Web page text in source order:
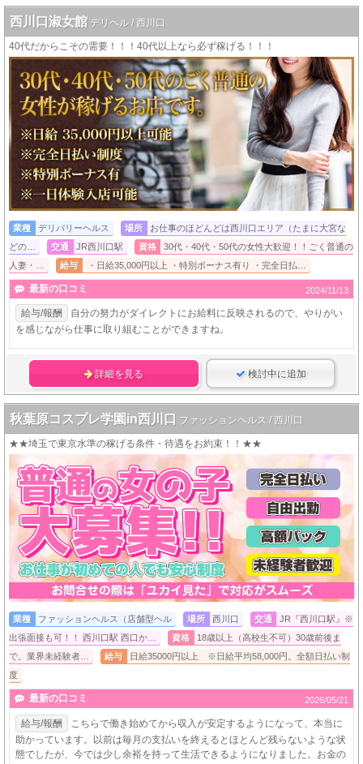
西川口淑女館 デリヘル / 西川口
40代だからこその需要！！！40代以上なら必ず稼げる！！！
業種 デリバリーヘルス 場所
お仕事のほどんどは西川口エリア（たまに大宮な
どの…
交通 JR西川口駅 資格
30代・40代・50代の女性大歓迎！！ごく普通の
人妻・…
給与 ・日給35,000円以上 ・特別ボーナス有り ・完全日払…
最新の口コミ 2024/11/13
給与/報酬
自分の努力がダイレクトにお給料に反映されるので、やりがい
を感じながら仕事に取り組むことができますね。
詳細を見る 検討中に追加
秋葉原コスプレ学園in西川口 ファッションヘルス / 西川口
★★埼玉で東京水準の稼げる条件・待遇をお約束！！★★
業種 ファッションヘルス（店舗型ヘル 場所 西川口 交通
JR『西川口駅』※
出張面接も可！！ 西川口駅 西口か…
資格
18歳以上（高校生不可）30歳前後ま
で。業界未経験者…
給与
日給35000円以上 ※日給平均58,000円。全額日払い制
度
最新の口コミ 2026/05/21
給与/報酬
こちらで働き始めてから収入が安定するようになって、本当に
助かっています。以前は毎月の支払いを終えるとほとんど残らないような状
態でしたが、今では少し余裕を持って生活できるようになりました。お金の